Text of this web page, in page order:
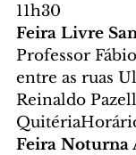
11h30
Feira Livre
Professor
entre as ruas
Reinaldo
Feira Noturna